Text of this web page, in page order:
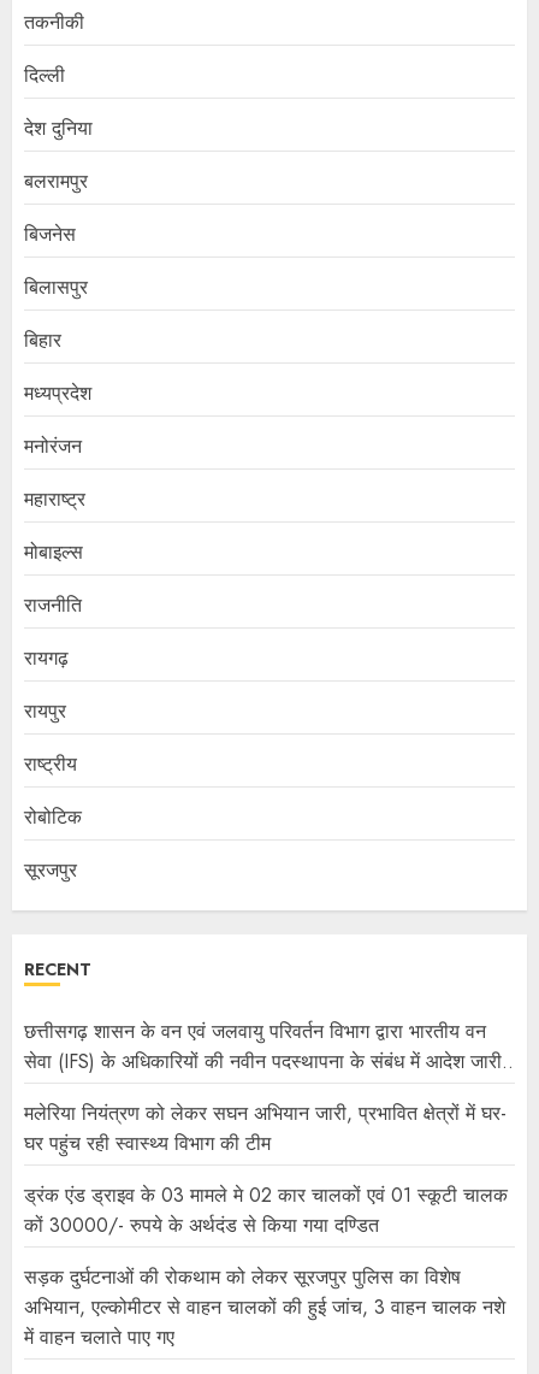
तकनीकी
दिल्ली
देश दुनिया
बलरामपुर
बिजनेस
बिलासपुर
बिहार
मध्यप्रदेश
मनोरंजन
महाराष्ट्र
मोबाइल्स
राजनीति
रायगढ़
रायपुर
राष्ट्रीय
रोबोटिक
सूरजपुर
RECENT
छत्तीसगढ़ शासन के वन एवं जलवायु परिवर्तन विभाग द्वारा भारतीय वन
सेवा (IFS) के अधिकारियों की नवीन पदस्थापना के संबंध में आदेश जारी..
मलेरिया नियंत्रण को लेकर सघन अभियान जारी, प्रभावित क्षेत्रों में घर-
घर पहुंच रही स्वास्थ्य विभाग की टीम
ड्रंक एंड ड्राइव के 03 मामले मे 02 कार चालकों एवं 01 स्कूटी चालक
कों 30000/- रुपये के अर्थदंड से किया गया दण्डित
सड़क दुर्घटनाओं की रोकथाम को लेकर सूरजपुर पुलिस का विशेष
अभियान, एल्कोमीटर से वाहन चालकों की हुई जांच, 3 वाहन चालक नशे
में वाहन चलाते पाए गए